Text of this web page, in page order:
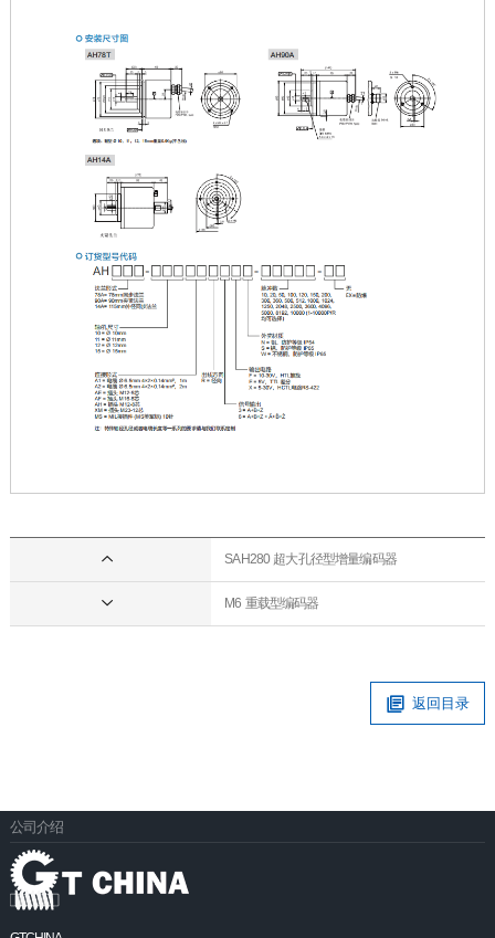
SAH280 超大孔径型增量编码器
M6 重载型编码器
返回目录
公司介绍